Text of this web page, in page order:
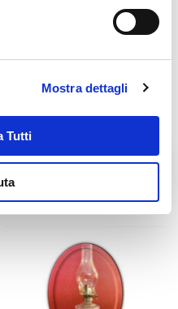
Mostra dettagli
Tutti
Don Antonio Mazzi